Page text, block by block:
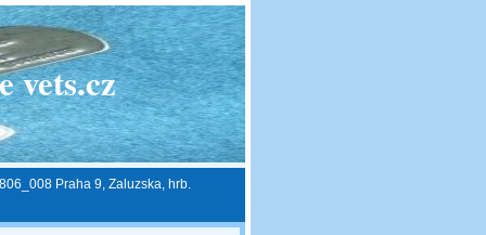
vets.cz
Praha 9, Zaluzska, hrb.